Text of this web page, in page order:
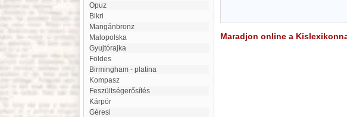
Opuz
Bikri
Mangánbronz
Malopolska
Gyujtórajka
Földes
Birmingham - platina
Kompasz
feszültségerősítés
Kárpör
Géresi
Maradjon online a